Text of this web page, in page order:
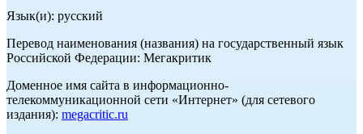
Язык(и): русский
Перевод наименования (названия) на государственный язык
Российской Федерации: Мегакритик
Доменное имя сайта в информационно-
телекоммуникационной сети «Интернет» (для сетевого
издания): megacritic.ru